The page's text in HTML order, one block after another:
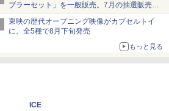
ブラーセット」を一般販売。7月の抽選販売の
当選無効分
東映の歴代オープニング映像がカプセルトイ
に。全5種で8月下旬発売
もっと見る
ICE